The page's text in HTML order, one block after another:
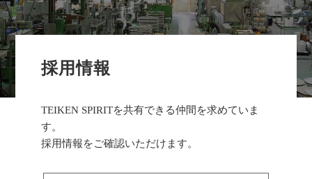
採用情報
TEIKEN SPIRITを共有できる仲間を求めていま
す。
採用情報をご確認いただけます。